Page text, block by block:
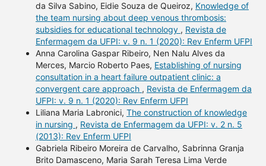
da Silva Sabino, Eidie Souza de Queiroz, Knowledge of
the team nursing about deep venous thrombosis:
subsidies for educational technology , Revista de
Enfermagem da UFPI: v. 9 n. 1 (2020): Rev Enferm UFPI
Anna Carolina Gaspar Ribeiro, Nen Nalu Alves da
Merces, Marcio Roberto Paes, Establishing of nursing
consultation in a heart failure outpatient clinic: a
convergent care approach , Revista de Enfermagem da
UFPI: v. 9 n. 1 (2020): Rev Enferm UFPI
Liliana Maria Labronici, The construction of knowledge
in nursing , Revista de Enfermagem da UFPI: v. 2 n. 5
(2013): Rev Enferm UFPI
Gabriela Ribeiro Moreira de Carvalho, Sabrinna Granja
Brito Damasceno, Maria Sarah Teresa Lima Verde